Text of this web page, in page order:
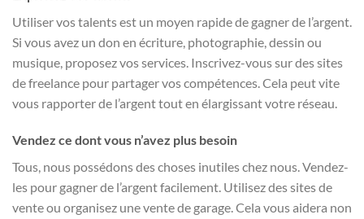
Utiliser vos talents est un moyen rapide de gagner de l’argent.
Si vous avez un don en écriture, photographie, dessin ou
musique, proposez vos services. Inscrivez-vous sur des sites
de freelance pour partager vos compétences. Cela peut vite
vous rapporter de l’argent tout en élargissant votre réseau.
Vendez ce dont vous n’avez plus besoin
Tous, nous possédons des choses inutiles chez nous. Vendez-
les pour gagner de l’argent facilement. Utilisez des sites de
vente ou organisez une vente de garage. Cela vous aidera non